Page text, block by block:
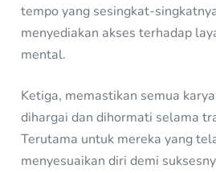
tempo yang sesingkat-
menyediakan akses terhadap
mental.
Ketiga, memastikan semua
dihargai dan dihormati selama
Terutama untuk mereka yang
menyesuaikan diri demi